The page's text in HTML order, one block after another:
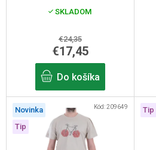
v
SKLADOM
€24,35
€17,45
Do košíka
Novinka
Tip
Kód:209649 Tip